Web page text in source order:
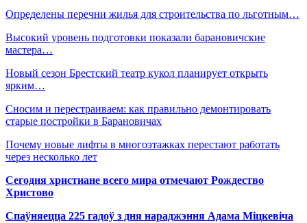
Определены перечни жилья для строительства по льготным…
Высокий уровень подготовки показали барановичские
мастера…
Новый сезон Брестский театр кукол планирует открыть
ярким…
Сносим и перестраиваем: как правильно демонтировать
старые постройки в Барановичах
Почему новые лифты в многоэтажках перестают работать
через несколько лет
Сегодня христиане всего мира отмечают Рождество
Христово
Спаўняецца 225 гадоў з дня нараджэння Адама Міцкевіча